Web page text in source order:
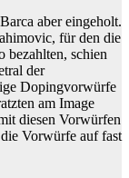
aber eingeholt.
für den die
bezahlten, schien
der
Dopingvorwürfe
am Image
diesen Vorwürfen
Vorwürfe auf fast